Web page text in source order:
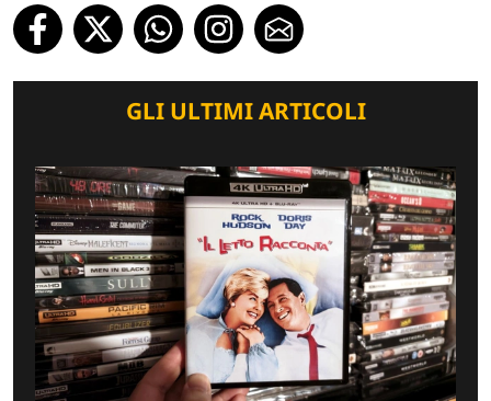
GLI ULTIMI ARTICOLI